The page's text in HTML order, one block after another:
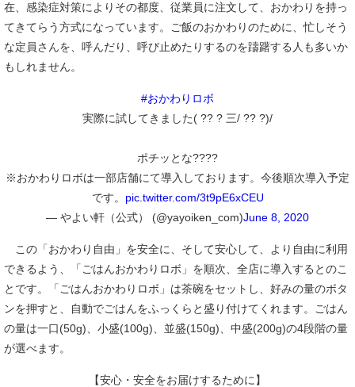
在、感染症対策によりその都度、従業員に注文して、おかわりを持っ
てきてらう方式になっています。ご飯のおかわりのために、忙しそう
な定員さんを、呼んだり、呼び止めたりするのを躊躇する人も多いか
もしれません。
#おかわりロボ
実際に試してきました( ?? ? 三/ ?? ?)/
ポチッとな????
※おかわりロボは一部店舗にて導入しております。今後順次導入予定
です。 pic.twitter.com/3t9pE6xCEU
— やよい軒（公式） (@yayoiken_com)June 8, 2020
この「おかわり自由」を安全に、そして安心して、より自由に利用
できるよう、「ごはんおかわりロボ」を順次、全店に導入するとのこ
とです。「ごはんおかわりロボ」は茶碗をセットし、好みの量のボタ
ンを押すと、自動でごはんをふっくらと盛り付けてくれます。ごはん
の量は一口(50g)、小盛(100g)、並盛(150g)、中盛(200g)の4段階の量
が選べます。
【安心・安全をお届けするために】